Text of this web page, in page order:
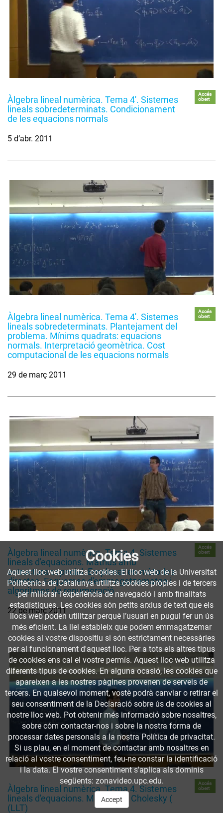
Àlgebra lineal numèrica. Tema 4'. Sistemes
lineals sobredeterminats. Condicionament
de les equacions normals
Accés
obert
5 d’abr. 2011
Àlgebra lineal numèrica. Tema 4'. Sistemes
lineals sobredeterminats. Plantejament del
problema. Mínims quadrats: equacions
normals. Interpretació geomètrica. Cost
computacional de les equacions normals
Accés
obert
29 de març 2011
Àlgebra lineal numèrica. Tema 4. Sistemes
lineals d'equacions. Matrius amb
estructura especial. Emplenat en mètodes
directes. Esquemes d'emmagatzematge i
algoritmes de renumeració
Accés
obert
22 de març 2011
Àlgebra lineal numèrica. Tema 4. Sistemes
lineals d'equacions. Mètode de Cholesky (
(LLT)
Accés
obert
Cookies
Aquest lloc web utilitza cookies. El lloc web de la Universitat
Politècnica de Catalunya utilitza cookies pròpies i de tercers
per millorar l’experiència de navegació i amb finalitats
estadístiques. Les cookies són petits arxius de text que els
llocs web poden utilitzar perquè l’usuari en pugui fer un ús
més eficient. La llei estableix que podem emmagatzemar
cookies al vostre dispositiu si són estrictament necessàries
per al funcionament d'aquest lloc. Per a tots els altres tipus
de cookies ens cal el vostre permís. Aquest lloc web utilitza
diferents tipus de cookies. En alguna ocasió, les cookies que
apareixen a les nostres pàgines provenen de serveis de
tercers. En qualsevol moment, vostè podrà canviar o retirar el
seu consentiment de la Declaració sobre ús de cookies al
nostre lloc web. Pot obtenir més informació sobre nosaltres,
sobre cóm contactar-nos i sobre la nostra forma de
processar dates personals a la nostra Política de privacitat.
Si us plau, en el moment de contactar amb nosaltres en
relació al vostre consentiment, feu-ne constar la identificació
i la data. El vostre consentiment s'aplica als dominis
següents: zonavideo.upc.edu.
Accept